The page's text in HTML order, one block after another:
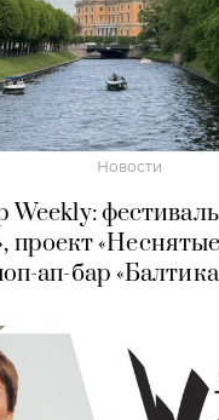
Новости
Weekly:
проект
ап-бар